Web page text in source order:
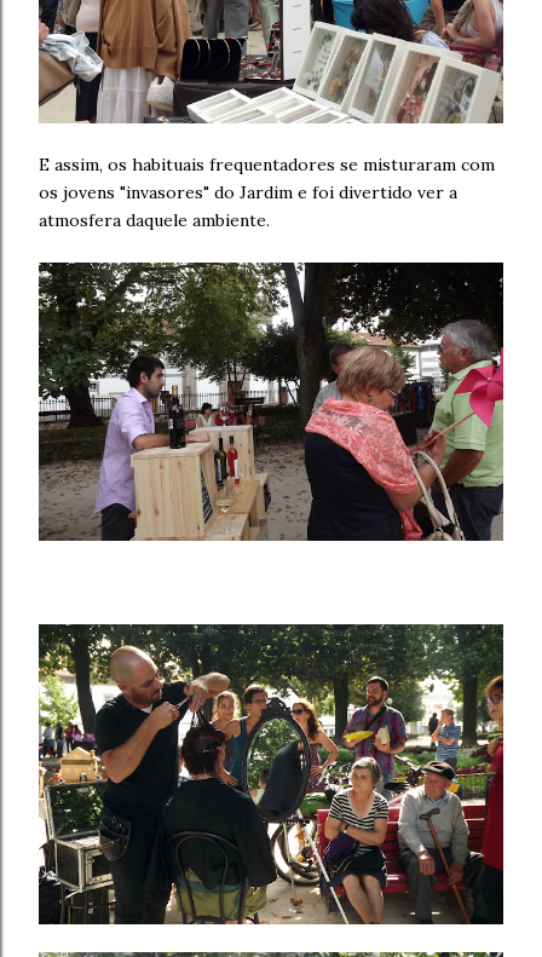
E assim, os habituais frequentadores se misturaram com
os jovens "invasores" do Jardim e foi divertido ver a
atmosfera daquele ambiente.